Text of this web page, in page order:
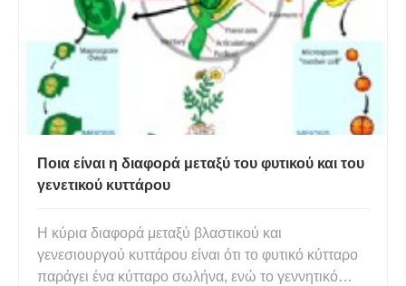
Ποια είναι η διαφορά μεταξύ του φυτικού και του
γενετικού κυττάρου
Η κύρια διαφορά μεταξύ βλαστικού και
γενεσιουργού κυττάρου είναι ότι το φυτικό κύτταρο
παράγει ένα κύτταρο σωλήνα, ενώ το γεννητικό